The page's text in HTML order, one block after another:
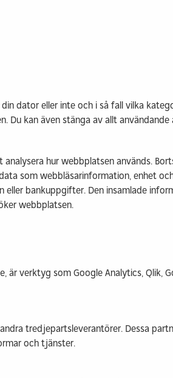
dator eller inte och i så fall vilka
Du kan även stänga av allt
hur webbplatsen används.
som webbläsarinformation, enhet
bankuppgifter. Den insamlade
webbplatsen.
verktyg som Google Analytics, Qlik,
tredjepartsleverantörer. Dessa
och tjänster.